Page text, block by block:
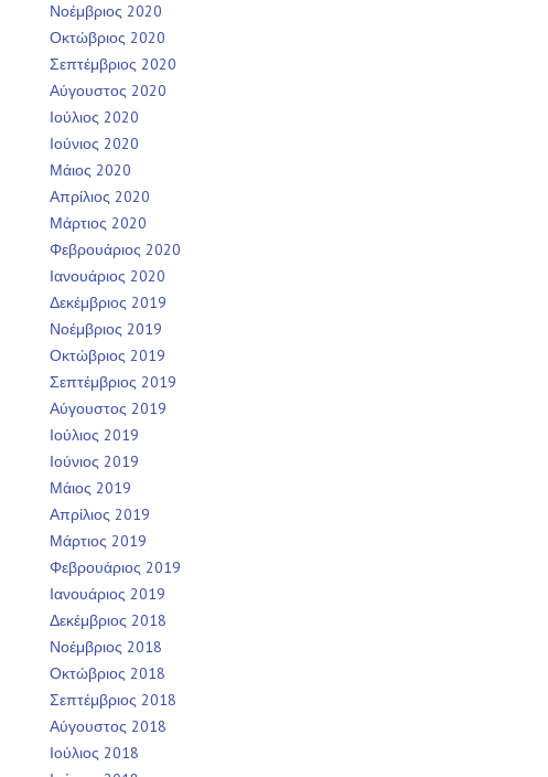
Νοέμβριος 2020
Οκτώβριος 2020
Σεπτέμβριος 2020
Αύγουστος 2020
Ιούλιος 2020
Ιούνιος 2020
Μάιος 2020
Απρίλιος 2020
Μάρτιος 2020
Φεβρουάριος 2020
Ιανουάριος 2020
Δεκέμβριος 2019
Νοέμβριος 2019
Οκτώβριος 2019
Σεπτέμβριος 2019
Αύγουστος 2019
Ιούλιος 2019
Ιούνιος 2019
Μάιος 2019
Απρίλιος 2019
Μάρτιος 2019
Φεβρουάριος 2019
Ιανουάριος 2019
Δεκέμβριος 2018
Νοέμβριος 2018
Οκτώβριος 2018
Σεπτέμβριος 2018
Αύγουστος 2018
Ιούλιος 2018